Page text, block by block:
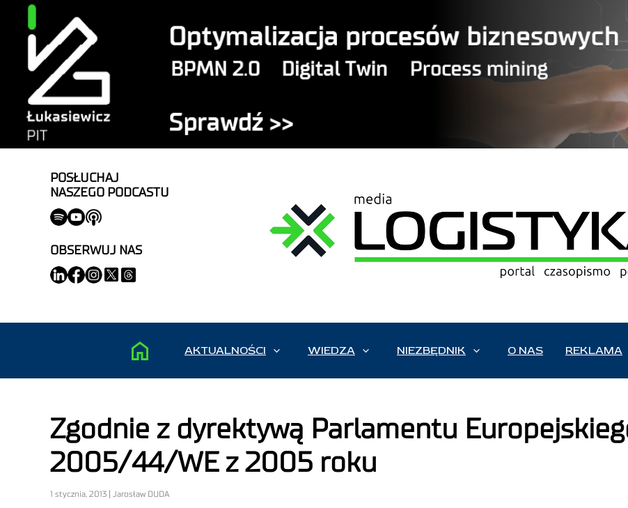
POSŁUCHAJ
NASZEGO PODCASTU
OBSERWUJ NAS
AKTUALNOŚCI WIEDZA NIEZBĘDNIK O NAS REKLAMA
Zgodnie z dyrektywą Parlamentu
2005/44/WE z 2005 roku
1 stycznia, 2013 | Jarosław DUDA